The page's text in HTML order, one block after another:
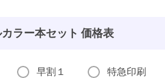
ラー本セット 価格表
早割１ 特急印刷